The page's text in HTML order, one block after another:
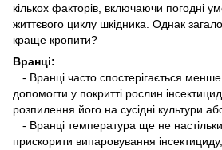
кількох факторів, включаючи погодні
життєвого циклу шкідника. Однак
краще кропити?
Вранці:
- Вранці часто спостерігається
допомогти у покритті рослин
розпилення його на сусідні культури
- Вранці температура ще не
прискорити випаровування